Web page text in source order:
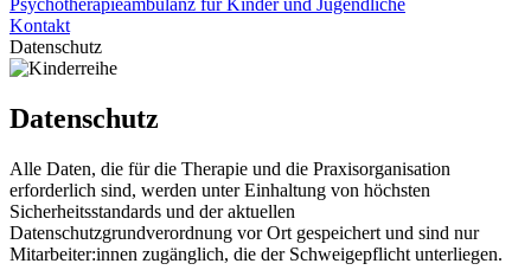
Psychotherapieambulanz für Kinder und Jugendliche
Kontakt
Datenschutz
Datenschutz
Alle Daten, die für die Therapie und die Praxisorganisation
erforderlich sind, werden unter Einhaltung von höchsten
Sicherheitsstandards und der aktuellen
Datenschutzgrundverordnung vor Ort gespeichert und sind nur
Mitarbeiter:innen zugänglich, die der Schweigepflicht unterliegen.